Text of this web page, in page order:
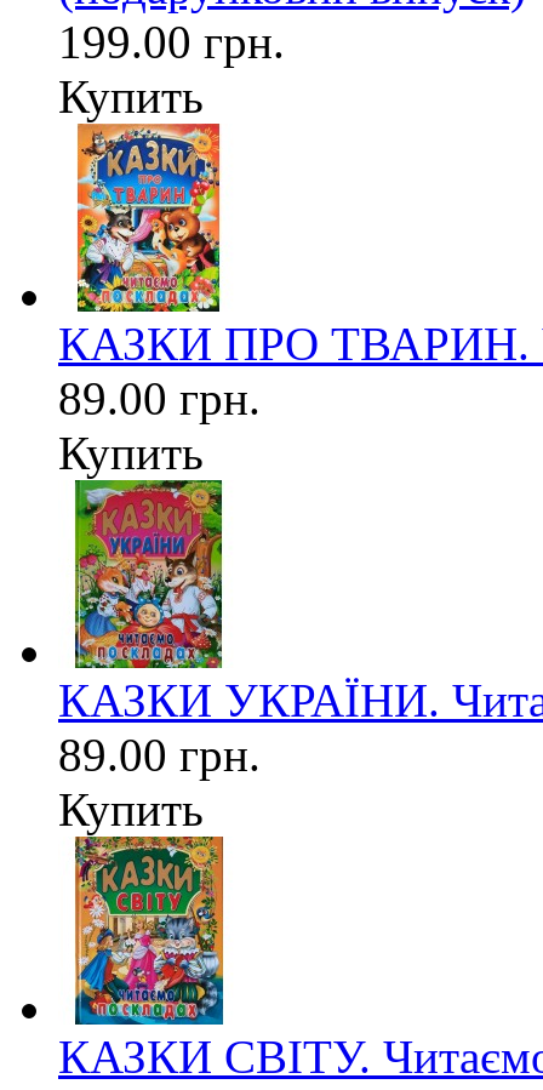
199.00 грн.
Купить
КАЗКИ ПРО ТВАРИН.
89.00 грн.
Купить
КАЗКИ УКРАЇНИ.
89.00 грн.
Купить
КАЗКИ СВІТУ.